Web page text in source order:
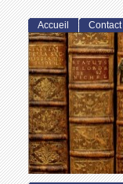
Accueil Contact